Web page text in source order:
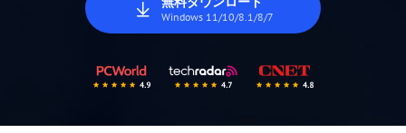
Windows 11/10/8.1/8/7